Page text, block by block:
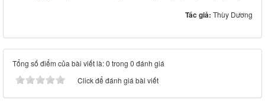
Tác giả: Thùy Dương
Tổng số điểm của bài viết là: 0 trong 0 đánh giá
Click để đánh giá bài viết